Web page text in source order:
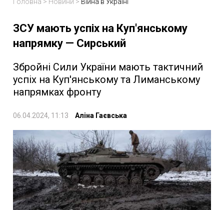
ЗСУ мають успіх на Куп'янському
напрямку — Сирський
Збройні Сили України мають тактичний
успіх на Куп'янському та Лиманському
напрямках фронту
06.04.2024, 11:13 Аліна Гаєвська